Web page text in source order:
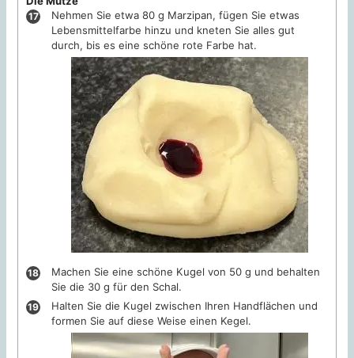
Nehmen Sie etwa 80 g Marzipan, fügen Sie etwas
Lebensmittelfarbe hinzu und kneten Sie alles gut
durch, bis es eine schöne rote Farbe hat.
Machen Sie eine schöne Kugel von 50 g und behalten
Sie die 30 g für den Schal.
Halten Sie die Kugel zwischen Ihren Handflächen und
formen Sie auf diese Weise einen Kegel.